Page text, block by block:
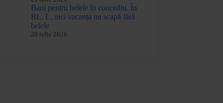
Bani pentru belele în concediu. În
BL. L, nici vacanța nu scapă fără
belele
20 iulie 2026